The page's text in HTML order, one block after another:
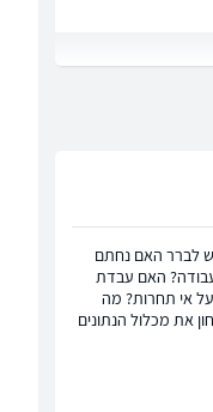
לברר האם נחתם
האם עבדת
אי תחרות? מה
את מכלול הנתונים